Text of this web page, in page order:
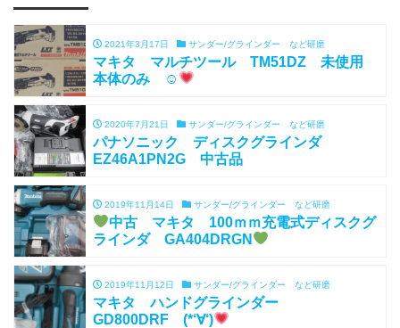
2021年3月17日 サンダー/グラインダー など研磨
マキタ マルチツール TM51DZ 未使用
本体のみ ☺
2020年7月21日 サンダー/グラインダー など研磨
パナソニック ディスクグラインダ
EZ46A1PN2G 中古品
2019年11月14日 サンダー/グラインダー など研磨
中古 マキタ 100ｍｍ充電式ディスクグ
ラインダ GA404DRGN
2019年11月12日 サンダー/グラインダー など研磨
マキタ ハンドグラインダー
GD800DRF (*‘∀‘)